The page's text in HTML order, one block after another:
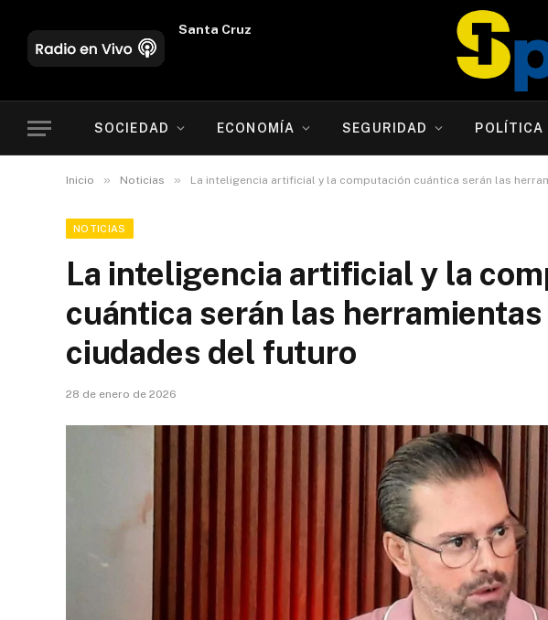
Oruro
SOCIEDAD ECONOMÍA SEGURIDAD POLÍTICA
Inicio » Noticias » La inteligencia artificial y la computación cuántica serán las
NOTICIAS
La inteligencia artificial y la
cuántica serán las
ciudades del futuro
28 de enero de 2026